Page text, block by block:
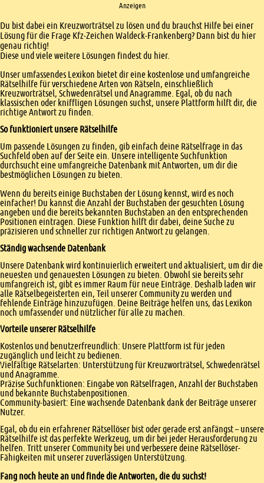
Anzeigen
Einleitung
Du bist dabei ein Kreuzworträtsel zu lösen und du brauchst Hilfe bei einer
Lösung für die Frage Kfz-Zeichen Waldeck-Frankenberg? Dann bist du hier
genau richtig!
Diese und viele weitere Lösungen findest du hier.
Unser umfassendes Lexikon bietet dir eine kostenlose und umfangreiche
Rätselhilfe für verschiedene Arten von Rätseln, einschließlich
Kreuzworträtsel, Schwedenrätsel und Anagramme. Egal, ob du nach
klassischen oder kniffligen Lösungen suchst, unsere Plattform hilft dir, die
richtige Antwort zu finden.
So funktioniert unsere Rätselhilfe
Um passende Lösungen zu finden, gib einfach deine Rätselfrage in das
Suchfeld oben auf der Seite ein. Unsere intelligente Suchfunktion
durchsucht eine umfangreiche Datenbank mit Antworten, um dir die
bestmöglichen Lösungen zu bieten.
Wenn du bereits einige Buchstaben der Lösung kennst, wird es noch
einfacher! Du kannst die Anzahl der Buchstaben der gesuchten Lösung
angeben und die bereits bekannten Buchstaben an den entsprechenden
Positionen eintragen. Diese Funktion hilft dir dabei, deine Suche zu
präzisieren und schneller zur richtigen Antwort zu gelangen.
Ständig wachsende Datenbank
Unsere Datenbank wird kontinuierlich erweitert und aktualisiert, um dir die
neuesten und genauesten Lösungen zu bieten. Obwohl sie bereits sehr
umfangreich ist, gibt es immer Raum für neue Einträge. Deshalb laden wir
alle Rätselbegeisterten ein, Teil unserer Community zu werden und
fehlende Einträge hinzuzufügen. Deine Beiträge helfen uns, das Lexikon
noch umfassender und nützlicher für alle zu machen.
Vorteile unserer Rätselhilfe
Kostenlos und benutzerfreundlich: Unsere Plattform ist für jeden
zugänglich und leicht zu bedienen.
Vielfältige Rätselarten: Unterstützung für Kreuzworträtsel, Schwedenrätsel
und Anagramme.
Präzise Suchfunktionen: Eingabe von Rätselfragen, Anzahl der Buchstaben
und bekannte Buchstabenpositionen.
Community-basiert: Eine wachsende Datenbank dank der Beiträge unserer
Nutzer.
Egal, ob du ein erfahrener Rätsellöser bist oder gerade erst anfängst – unsere
Rätselhilfe ist das perfekte Werkzeug, um dir bei jeder Herausforderung zu
helfen. Tritt unserer Community bei und verbessere deine Rätsellöser-
Fähigkeiten mit unserer zuverlässigen Unterstützung.
Fang noch heute an und finde die Antworten, die du suchst!